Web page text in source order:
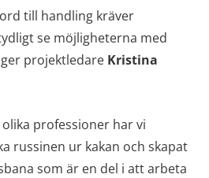
till handling kräver
se möjligheterna med
projektledare Kristina
professioner har vi
russinen ur kakan och skapat
som är en del i att arbeta